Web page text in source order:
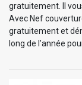
gratuitement. Il
Avec Nef
gratuitement et
long de l’année